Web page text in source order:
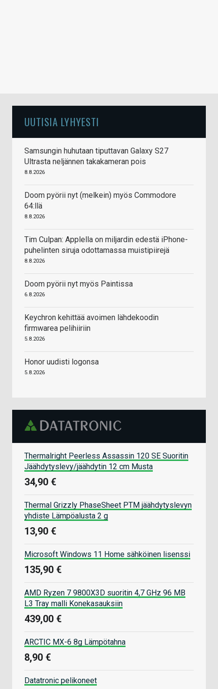
UUTISIA LYHYESTI
Samsungin huhutaan tiputtavan Galaxy S27
Ultrasta neljännen takakameran pois
8.8.2026
Doom pyörii nyt (melkein) myös Commodore
64:llä
8.8.2026
Tim Culpan: Applella on miljardin edestä iPhone-
puhelinten siruja odottamassa muistipiirejä
8.8.2026
Doom pyörii nyt myös Paintissa
6.8.2026
Keychron kehittää avoimen lähdekoodin
firmwarea pelihiiriin
5.8.2026
Honor uudisti logonsa
5.8.2026
Thermalright Peerless Assassin 120 SE Suoritin
Jäähdytyslevy/jäähdytin 12 cm Musta
34,90 €
Thermal Grizzly PhaseSheet PTM jäähdytyslevyn
yhdiste Lämpöalusta 2 g
13,90 €
Microsoft Windows 11 Home sähköinen lisenssi
135,90 €
AMD Ryzen 7 9800X3D suoritin 4,7 GHz 96 MB
L3 Tray malli Konekasauksiin
439,00 €
ARCTIC MX-6 8g Lämpötahna
8,90 €
Datatronic pelikoneet